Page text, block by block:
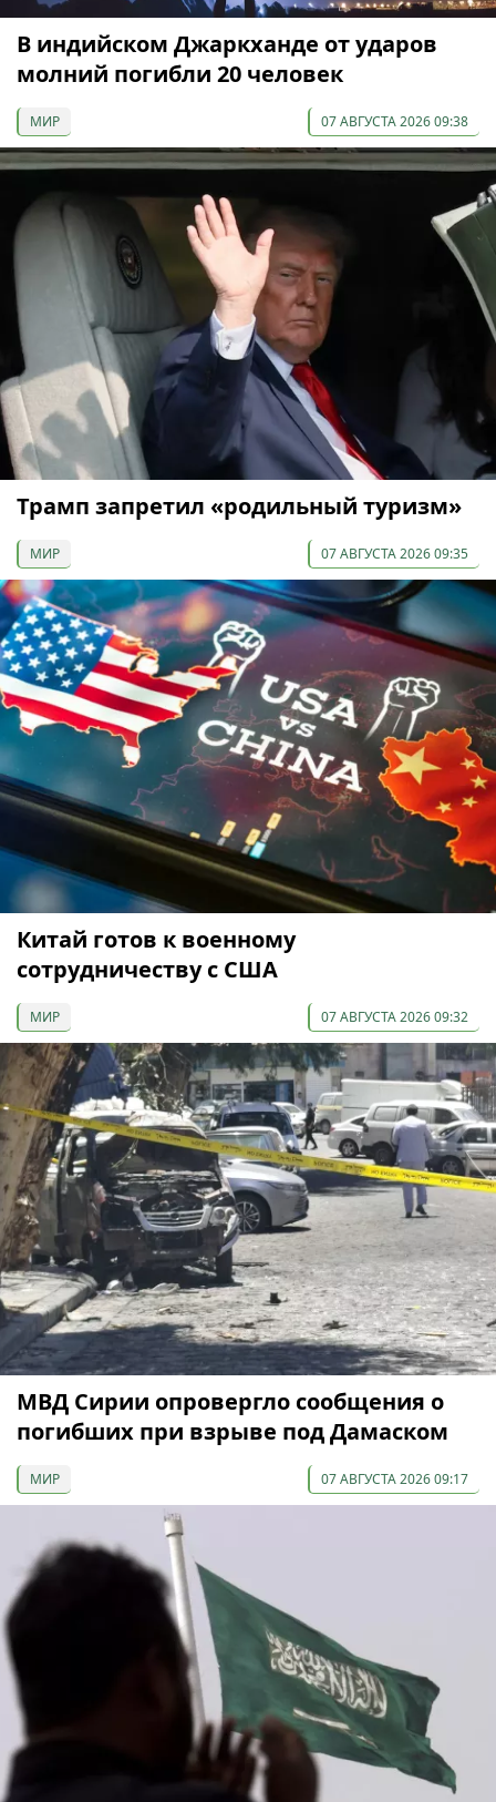
В индийском Джаркханде от ударов
молний погибли 20 человек
МИР 07 АВГУСТА 2026 09:38
Трамп запретил «родильный туризм»
МИР 07 АВГУСТА 2026 09:35
Китай готов к военному
сотрудничеству с США
МИР 07 АВГУСТА 2026 09:32
МВД Сирии опровергло сообщения о
погибших при взрыве под Дамаском
МИР 07 АВГУСТА 2026 09:17